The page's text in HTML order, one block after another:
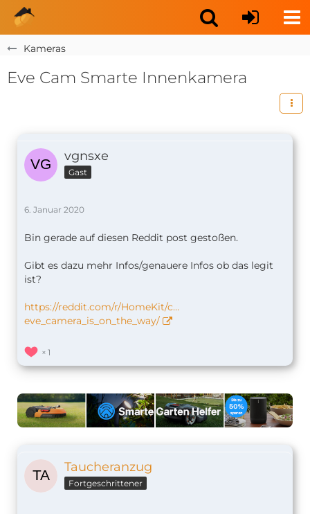
Kameras
Eve Cam Smarte Innenkamera
vgnsxe
Gast
6. Januar 2020
Bin gerade auf diesen Reddit post gestoßen.
Gibt es dazu mehr Infos/genauere Infos ob das legit
ist?
https://reddit.com/r/HomeKit/c…
eve_camera_is_on_the_way/
1
Taucheranzug
Fortgeschrittener